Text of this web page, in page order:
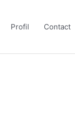
Profil Contact